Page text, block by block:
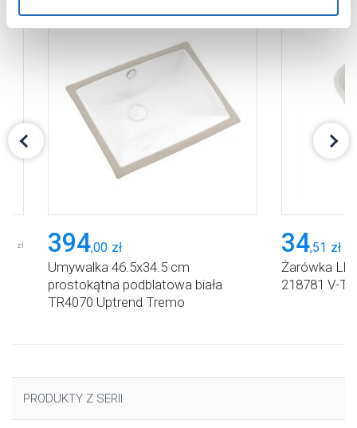
cookie, kliknij „Ustawienia plików cookie”.
uzyskać więcej informacji na temat plików cookie i tego,
dlaczego ich przepisy, przejdź do zakładu „Informacje o
plikach cookie”.
zł 394,00 zł
Umywalka 46.5x34.5 cm
prostokątna podblatowa biała
TR4070 Uptrend Tremo
34,51 zł
Żarówka
218781 V-
PRODUKTY Z SERII